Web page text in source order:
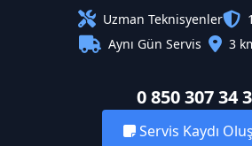
Uzman Teknisyenler
Aynı Gün Servis
3
0 850 307 34
Servis Kaydı